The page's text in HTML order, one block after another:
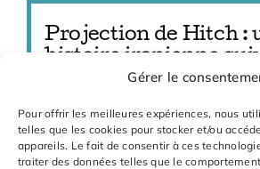
Gérer le
Pour offrir les meilleures expériences, nous
telles que les cookies pour stocker et/ou
appareils. Le fait de consentir à ces
traiter des données telles que le
Projection de Hitch :
histoire iranienne
rencontre
Projection deHitch. Une
suivie d’une rencontre avec
Chowra Makaremi